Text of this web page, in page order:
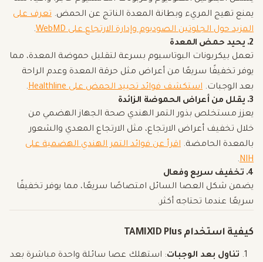
يمنع تهيج المريء وبطانة المعدة الناتج عن الحمض. تعرف على
المزيد حول الجلوتين الصوديوم وإدارة الارتجاع على WebMD
.
2. يحيد حمض المعدة
تعمل بيكربونات البوتاسيوم بسرعة لتقليل حموضة المعدة، مما
يوفر تخفيفًا سريعًا من أعراض مثل حرقة المعدة وعدم الراحة
بعد الوجبات. استكشف فوائد تحييد الحمض على Healthline
.
3. يقلل من أعراض الحموضة الزائدة
يعزز مستخلص بذور التمر الهندي صحة الجهاز الهضمي من
خلال تخفيف أعراض الارتجاع، مثل الارتجاع المعدي والشعور
بالمعدة الحامضة. اقرأ عن فوائد التمر الهندي الهضمية على
NIH
.
4. تخفيف سريع وفعال
يضمن شكل العصا السائل امتصاصًا سريعًا، مما يوفر تخفيفًا
سريعًا عندما تحتاجه أكثر.
كيفية استخدام TAMIXID Plus
تناول بعد الوجبات: استهلك عصا سائلة واحدة مباشرة بعد